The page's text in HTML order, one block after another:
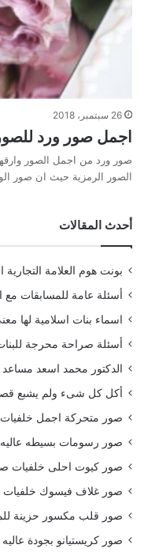
26 سبتمبر، 2018
اجمل صور ورد
صور ورد من اجمل الصور
الصور الرمزية حيث ان صور
أحدث المقالات
بونت هوم العلامة
أسئلة عامة للمسابقات مع
اسماء بنات اسلامية لها
أسئلة صراحة محرجة للبنات
الدكتور محمد اسعد
أكل كل شىء ولم يشبع
صور متحركة اجمل
صور رسومات بسيطه عاليه
صور كيوت احلى خلفيات
صور غلاف فيسوك خلفيات
صور قلب مكسور حزينة
صور كريستيانو بجودة